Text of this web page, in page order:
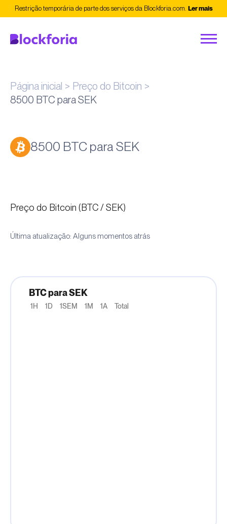
Restrição temporária de parte dos serviços da Blockforia.com. Ler mais
Página inicial
Preço do Bitcoin
8500 BTC para SEK
8500 BTC para SEK
Preço do Bitcoin (BTC / SEK)
Última atualização: Alguns momentos atrás
BTC para SEK
1H 1D 1SEM 1M 1A Total